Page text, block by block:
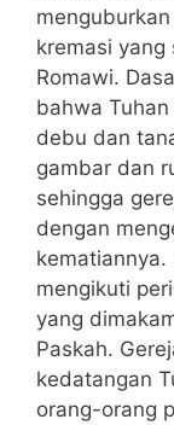
kremasi
Romawi.
bahwa
debu dan
gambar dan
sehingga
dengan
kematiannya.
mengikuti
yang
Paskah.
kedatangan
orang-orang